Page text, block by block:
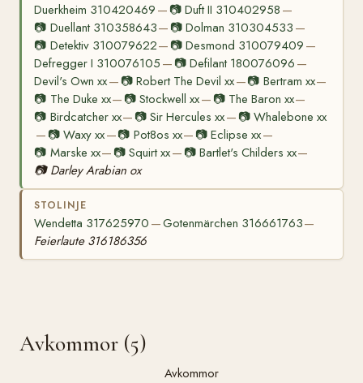
Duerkheim 310420469 — 📷Duft II 310402958 —
📷 Duellant 310358643— 📷Dolman 310304533 —
📷 Detektiv 310079622— 📷Desmond 310079409 —
Defregger I 310076105 — 📷Defilant 180076096 —
Devil's Own xx— 📷Robert The Devil xx—📷 Bertram xx—
📷 The Duke xx— 📷Stockwell xx— 📷 The Baron xx—
📷 Birdcatcher xx— 📷Sir Hercules xx— 📷 Whalebone xx
— 📷Waxy xx—📷 Pot8os xx— 📷Eclipse xx—
📷 Marske xx— 📷Squirt xx— 📷 Bartlet's Childers xx—
📷 Darley Arabian ox
STOLINJE
Wendetta 317625970 —Gotenmärchen 316661763—
Feierlaute 316186356
Avkommor (5)
Avkommor